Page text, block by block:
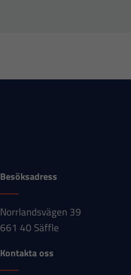
Besöksadress
Norrlandsvägen 39
661 40 Säffle
Kontakta oss
För att vi ska
baserat på
hemsidan
används.